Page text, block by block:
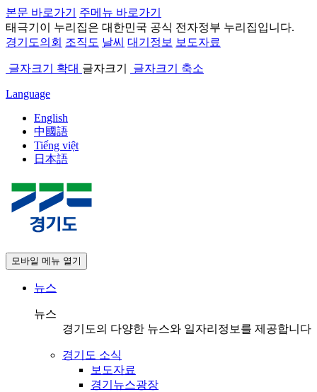
본문 바로가기
주메뉴 바로가기
태극기 이 누리집은 대한민국 공식 전자정부 누리집입니다.
경기도의회 조직도 날씨 대기정보 보도자료
글자크기 확대 글자크기 글자크기 축소
Language
English
中國語
Tiếng việt
日本語
모바일 메뉴 열기
뉴스
뉴스
경기도의 다양한 뉴스와 일자리정보를 제공합니다
경기도 소식
보도자료
경기뉴스광장